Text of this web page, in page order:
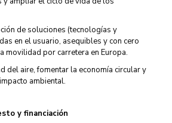
de soluciones (tecnologías y
en el usuario, asequibles y con cero
movilidad por carretera en Europa.
del aire, fomentar la economía circular y
ambiental.
y financiación